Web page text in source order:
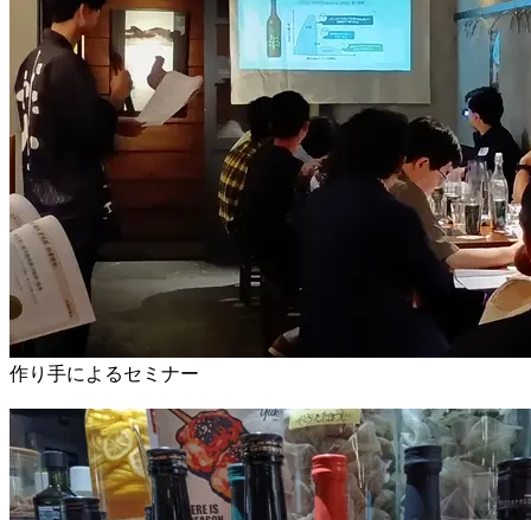
作り手によるセミナー